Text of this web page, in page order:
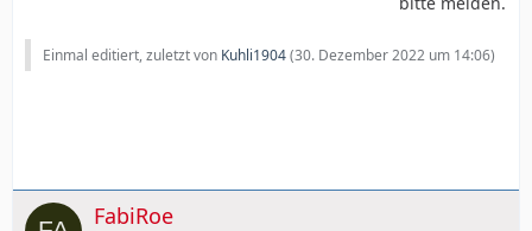
Einmal editiert, zuletzt von Kuhli1904(30. Dezember 2022 um 14:06)
FabiRoe